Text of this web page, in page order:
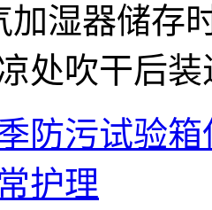
器储存时
处吹干后
防污试验
护理